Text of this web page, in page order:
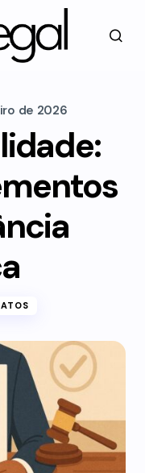
de 2026